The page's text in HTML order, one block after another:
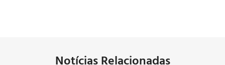
Notícias Relacionadas